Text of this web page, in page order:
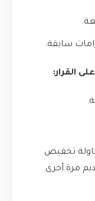
سابقة.
القرار:
تخفيض
مرة أخرى